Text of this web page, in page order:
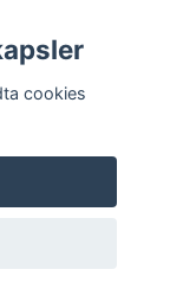
cookies